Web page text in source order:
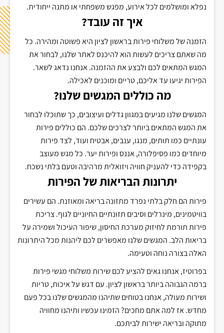
נפלא ומושלמים לכל אירוע, מפגש משפחתי או מתנה ייחודית.
איך זה עובד?
הזמנה של משלוחי פירות בראשון לציון היא פשוטה ומהירה. כל
מה שאתם צריכים לעשות הוא להיכנס לאתר שלנו, לבחור את
המגש המתאים לכם ולבצע את ההזמנה. אנחנו נדאג לשאר.
הפירות יגיעו עד אליכם, טריים ומוכנים לאכילה.
מה כוללים המגשים שלנו?
המגשים שלנו מגיעים במגוון גדלים ועיצובים, כך שתוכלו לבחור
את המגש המתאים ביותר לצרכים שלכם. הם כוללים פירות
עונתיים כמו תותים, מנגו, ענבים, אבטיח ועוד, לצד פירות
מיוחדים כמו פסיפלורה, אננס ופירות יער. כל מגש מעוצב
בקפידה כדי להעניק חוויה ויזואלית מרהיבה וטעם בלתי נשכח.
יתרונות הבריאות של הפירות
פירות הם חלק בלתי נפרד מתזונה בריאה ומאוזנת. הם עשירים
בוויטמינים, מינרלים וסיבים תזונתיים החיוניים לגוף. צריכת
פירות תורמת לחיזוק מערכת החיסון, שיפור העיכול ושמירה על
בריאות הלב. המגשים שלנו מאפשרים לכם ליהנות מכל היתרונות
האלה בצורה נוחה וטעימה.
בפרוטיז, אנחנו גאים להציע לכם שירות משלוחי מגשי פירות
ברמה הגבוהה ביותר בראשון לציון. עם דגש על איכות, טריות
ושירות מעולה, אנחנו בטוחים שתיהנו מהמגשים שלנו בכל פעם
מחדש. אז למה אתם מחכים? הזמינו עכשיו ותיהנו מחוויה
מתוקה ובריאה ישירות לביתכם.